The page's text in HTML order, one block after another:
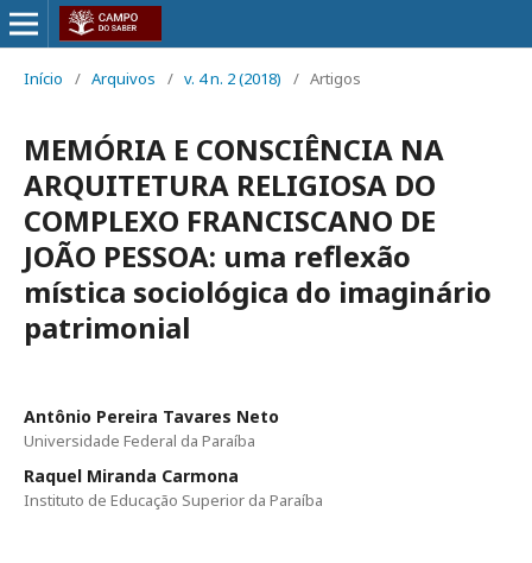
Início / Arquivos / v. 4 n. 2 (2018) / Artigos
MEMÓRIA E CONSCIÊNCIA NA
ARQUITETURA RELIGIOSA DO
COMPLEXO FRANCISCANO DE
JOÃO PESSOA: uma reflexão
mística sociológica do imaginário
patrimonial
Antônio Pereira Tavares Neto
Universidade Federal da Paraíba
Raquel Miranda Carmona
Instituto de Educação Superior da Paraíba